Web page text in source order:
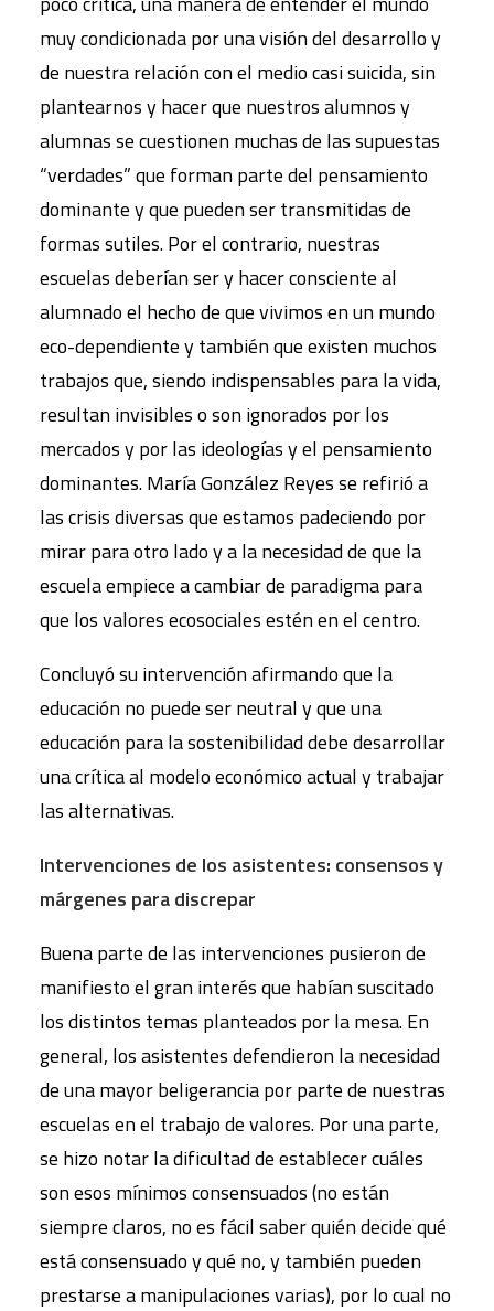
muy condicionada por una visión del desarrollo y
de nuestra relación con el medio casi suicida, sin
plantearnos y hacer que nuestros alumnos y
alumnas se cuestionen muchas de las supuestas
“verdades” que forman parte del pensamiento
dominante y que pueden ser transmitidas de
formas sutiles. Por el contrario, nuestras
escuelas deberían ser y hacer consciente al
alumnado el hecho de que vivimos en un mundo
eco-dependiente y también que existen muchos
trabajos que, siendo indispensables para la vida,
resultan invisibles o son ignorados por los
mercados y por las ideologías y el pensamiento
dominantes. María González Reyes se refirió a
las crisis diversas que estamos padeciendo por
mirar para otro lado y a la necesidad de que la
escuela empiece a cambiar de paradigma para
que los valores ecosociales estén en el centro.
Concluyó su intervención afirmando que la
educación no puede ser neutral y que una
educación para la sostenibilidad debe desarrollar
una crítica al modelo económico actual y trabajar
las alternativas.
Intervenciones de los asistentes: consensos y
márgenes para discrepar
Buena parte de las intervenciones pusieron de
manifiesto el gran interés que habían suscitado
los distintos temas planteados por la mesa. En
general, los asistentes defendieron la necesidad
de una mayor beligerancia por parte de nuestras
escuelas en el trabajo de valores. Por una parte,
se hizo notar la dificultad de establecer cuáles
son esos mínimos consensuados (no están
siempre claros, no es fácil saber quién decide qué
está consensuado y qué no, y también pueden
prestarse a manipulaciones varias), por lo cual no